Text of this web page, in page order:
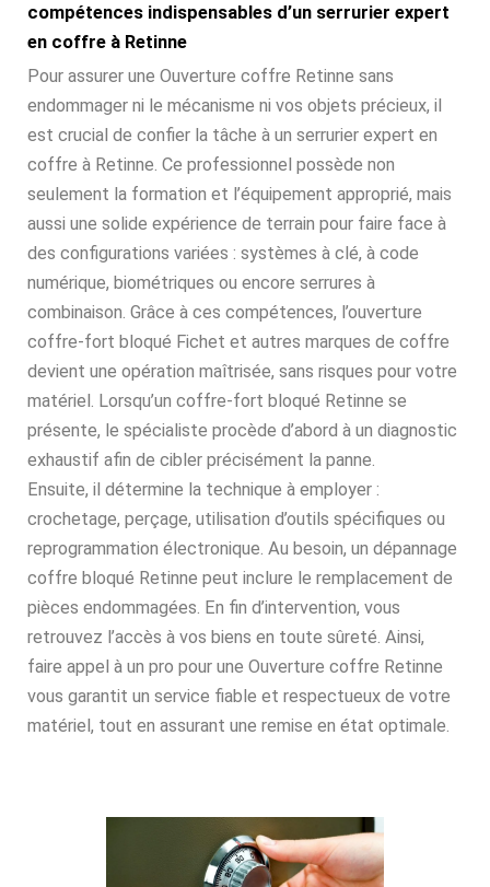
compétences indispensables d’un serrurier expert
en coffre à Retinne
Pour assurer une Ouverture coffre Retinne sans
endommager ni le mécanisme ni vos objets précieux, il
est crucial de confier la tâche à un serrurier expert en
coffre à Retinne. Ce professionnel possède non
seulement la formation et l’équipement approprié, mais
aussi une solide expérience de terrain pour faire face à
des configurations variées : systèmes à clé, à code
numérique, biométriques ou encore serrures à
combinaison. Grâce à ces compétences, l’ouverture
coffre-fort bloqué Fichet et autres marques de coffre
devient une opération maîtrisée, sans risques pour votre
matériel. Lorsqu’un coffre-fort bloqué Retinne se
présente, le spécialiste procède d’abord à un diagnostic
exhaustif afin de cibler précisément la panne.
Ensuite, il détermine la technique à employer :
crochetage, perçage, utilisation d’outils spécifiques ou
reprogrammation électronique. Au besoin, un dépannage
coffre bloqué Retinne peut inclure le remplacement de
pièces endommagées. En fin d’intervention, vous
retrouvez l’accès à vos biens en toute sûreté. Ainsi,
faire appel à un pro pour une Ouverture coffre Retinne
vous garantit un service fiable et respectueux de votre
matériel, tout en assurant une remise en état optimale.